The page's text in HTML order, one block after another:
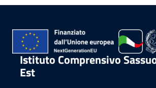
Istituto Comprensivo
Est